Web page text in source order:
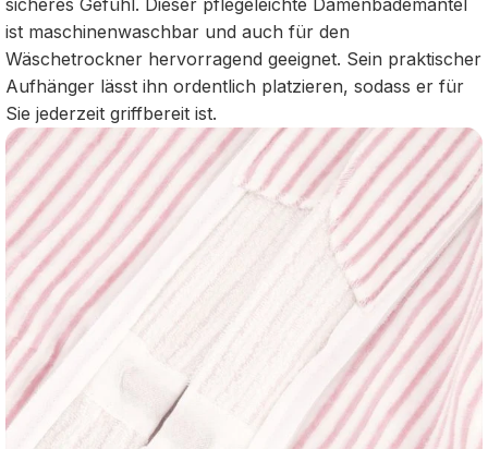
sicheres Gefühl. Dieser pflegeleichte Damenbademantel
ist maschinenwaschbar und auch für den
Wäschetrockner hervorragend geeignet. Sein praktischer
Aufhänger lässt ihn ordentlich platzieren, sodass er für
Sie jederzeit griffbereit ist.